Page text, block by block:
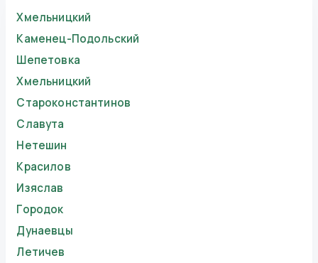
Хмельницкий
Каменец-Подольский
Шепетовка
Хмельницкий
Староконстантинов
Славута
Нетешин
Красилов
Изяслав
Городок
Дунаевцы
Летичев